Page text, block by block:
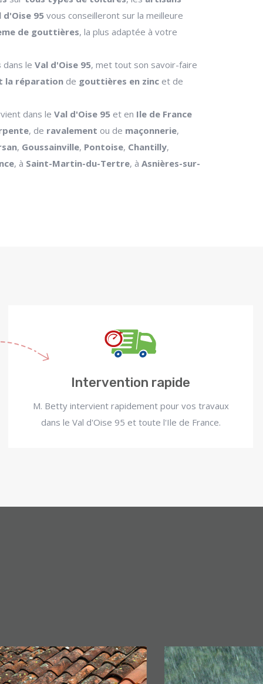
d'Oise 95 vous conseilleront sur la meilleure
de gouttières, la plus adaptée à votre
dans le Val d'Oise 95, met tout son savoir-faire
la réparation de gouttières en zinc et de
dans le Val d'Oise 95 et en Ile de France
, de ravalement ou de maçonnerie,
, Goussainville, Pontoise, Chantilly,
, à Saint-Martin-du-Tertre, à Asnières-sur-
Intervention rapide
M. Betty intervient rapidement pour vos travaux
dans le Val d'Oise 95 et toute l'Ile de France.